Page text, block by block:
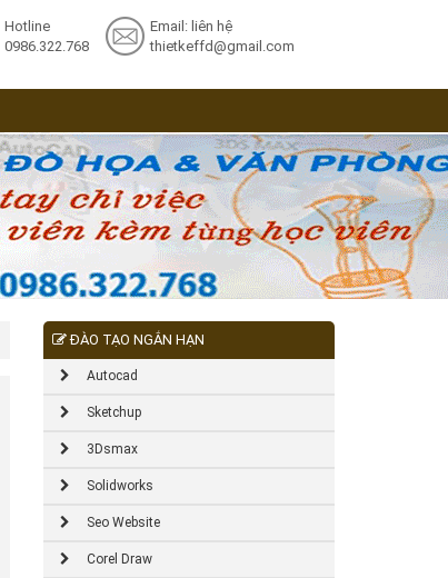
Email: liên hệ
thietkeffd@gmail.com
Hotline
0986.322.768
ĐÀO TẠO NGẮN HẠN
Autocad
Sketchup
3Dsmax
Solidworks
Seo Website
Corel Draw